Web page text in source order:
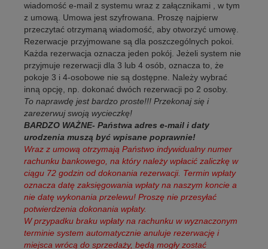
wiadomość e-mail z systemu wraz z załącznikami , w tym
z umową. Umowa jest szyfrowana. Proszę najpierw
przeczytać otrzymaną wiadomość, aby otworzyć umowę.
Rezerwacje przyjmowane są dla poszczególnych pokoi.
Każda rezerwacja oznacza jeden pokój. Jeżeli system nie
przyjmuje rezerwacji dla 3 lub 4 osób, oznacza to, że
pokoje 3 i 4-osobowe nie są dostępne. Należy wybrać
inną opcję, np. dokonać dwóch rezerwacji po 2 osoby.
To naprawdę jest bardzo proste!!! Przekonaj się i
zarezerwuj swoją wycieczkę!
BARDZO WAŻNE- Państwa adres e-mail i daty
urodzenia muszą być wpisane poprawnie!
Wraz z umową otrzymają Państwo indywidualny numer
rachunku bankowego, na który należy wpłacić zaliczkę w
ciągu 72 godzin od dokonania rezerwacji. Termin wpłaty
oznacza datę zaksięgowania wpłaty na naszym koncie a
nie datę wykonania przelewu! Proszę nie przesyłać
potwierdzenia dokonania wpłaty.
W przypadku braku wpłaty na rachunku w wyznaczonym
terminie system automatycznie anuluje rezerwację i
miejsca wrócą do sprzedaży, będą mogły zostać